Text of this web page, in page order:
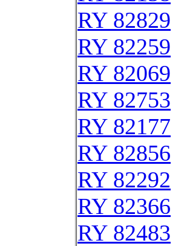
RY 82829
RY 82259
RY 82069
RY 82753
RY 82177
RY 82856
RY 82292
RY 82366
RY 82483